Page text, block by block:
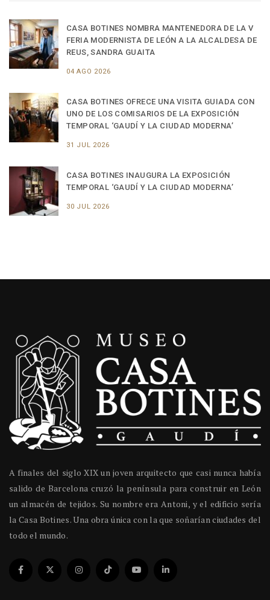
CASA BOTINES NOMBRA MANTENEDORA DE LA V
FERIA MODERNISTA DE LEÓN A LA ALCALDESA DE
REUS, SANDRA GUAITA
04 AGO 2026
CASA BOTINES OFRECE UNA VISITA GUIADA CON
UNO DE LOS COMISARIOS DE LA EXPOSICIÓN
TEMPORAL ‘GAUDÍ Y LA CIUDAD MODERNA’
31 JUL 2026
CASA BOTINES INAUGURA LA EXPOSICIÓN
TEMPORAL ‘GAUDÍ Y LA CIUDAD MODERNA’
30 JUL 2026
A finales del siglo XIX un joven arquitecto que casi nunca había
salido de Barcelona cruzó la península para construir en León
un almacén de tejidos. Su nombre era Antoni, y el edificio sería
la Casa Botines. Una obra única con la que soñarían ciudades del
todo el mundo.